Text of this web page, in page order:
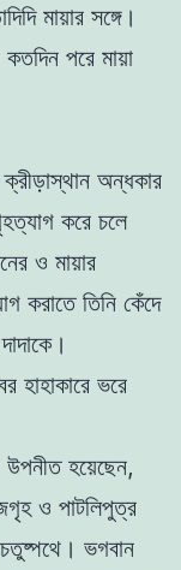
মায়ার সঙ্গে।
পরে মায়া
অন্ধকার
করে চলে
ও মায়ার
করাতে তিনি কেঁদে
হাহাকারে ভরে
উপনীত হয়েছেন,
ও পাটলিপুত্র
ভগবান